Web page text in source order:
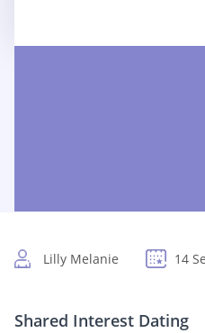
Lilly Melanie 14
Shared Interest Dating